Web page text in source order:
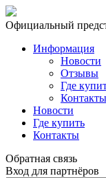
Официальный
Информация
Новости
Отзывы
Где
Контакты
Новости
Где купить
Контакты
Обратная связь
Вход для партнёров